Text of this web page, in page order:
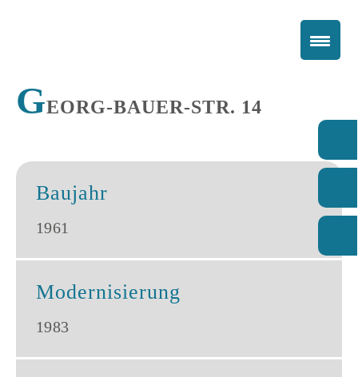
GEORG-BAUER-STR. 14
Baujahr
1961
Modernisierung
1983